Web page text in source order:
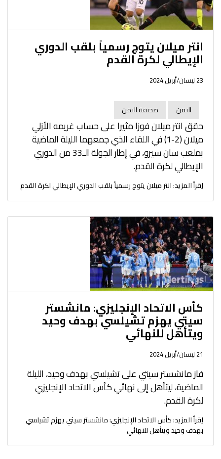
انتر ميلان يتوج رسمياً بلقب الدوري
الإيطالي لكرة القدم
23 نيسان/أبريل 2024
اليمن صحيفة اليمن
حقق انتر ميلان فوزا مثيرا على حساب غريمه الأزلي
ميلان (2-1) في اللقاء الذي جمعهما الليلة الماضية
بملعب سان سيرو، في إطار الجولة الـ33 من الدوري
الإيطالي لكرة القدم.
اِقرأ المزيد: انتر ميلان يتوج رسمياً بلقب الدوري الإيطالي لكرة القدم
كأس الاتحاد الإنجليزي: مانشستر
سيتي يهزم تشيلسي بهدف وحيد
ويتأهل للنهائي
21 نيسان/أبريل 2024
فاز مانشستر سيتي على تشيلسي بهدف وحيد، الليلة
الماضية، ليتأهل إلى نهائي كأس الاتحاد الإنجليزي
لكرة القدم.
اِقرأ المزيد: كأس الاتحاد الإنجليزي: مانشستر سيتي يهزم تشيلسي
بهدف وحيد ويتأهل للنهائي